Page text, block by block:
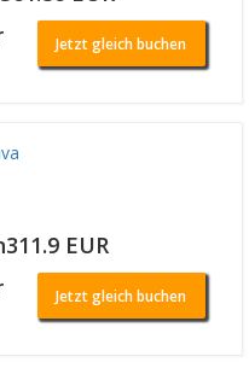
Jetzt gleich buchen
EUR
Jetzt gleich buchen